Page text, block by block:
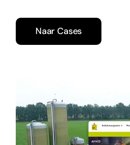
Naar Cases